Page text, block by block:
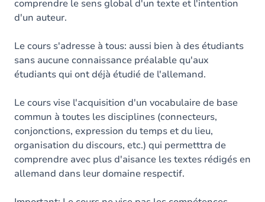
comprendre le sens global d'un texte et l'intention
d'un auteur.
Le cours s'adresse à tous: aussi bien à des étudiants
sans aucune connaissance préalable qu'aux
étudiants qui ont déjà étudié de l'allemand.
Le cours vise l'acquisition d'un vocabulaire de base
commun à toutes les disciplines (connecteurs,
conjonctions, expression du temps et du lieu,
organisation du discours, etc.) qui permetttra de
comprendre avec plus d'aisance les textes rédigés en
allemand dans leur domaine respectif.